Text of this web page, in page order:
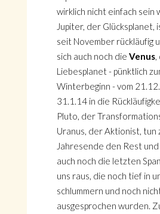
wirklich nicht einfach sein
Jupiter, der Glücksplanet,
seit November rückläufig
sich auch noch die Venus,
Liebesplanet - pünktlich
Winterbeginn - vom
31.1.14 in die
Pluto, der
Uranus, der Aktionist, tun
Jahresende den Rest
auch noch die letzten
uns raus, die noch tief in
schlummern und noch
ausgesprochen wurden.